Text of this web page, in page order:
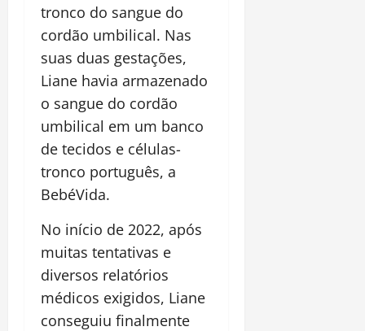
tronco do sangue do
cordão umbilical. Nas
suas duas gestações,
Liane havia armazenado
o sangue do cordão
umbilical em um banco
de tecidos e células-
tronco português, a
BebéVida.
No início de 2022, após
muitas tentativas e
diversos relatórios
médicos exigidos, Liane
conseguiu finalmente